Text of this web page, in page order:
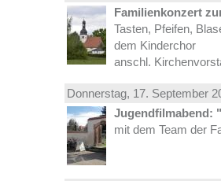
Familienkonzert
Tasten, Pfeifen,
dem Kinderchor
anschl.
Donnerstag, 17. September
Jugendfilmabend:
mit dem Team der